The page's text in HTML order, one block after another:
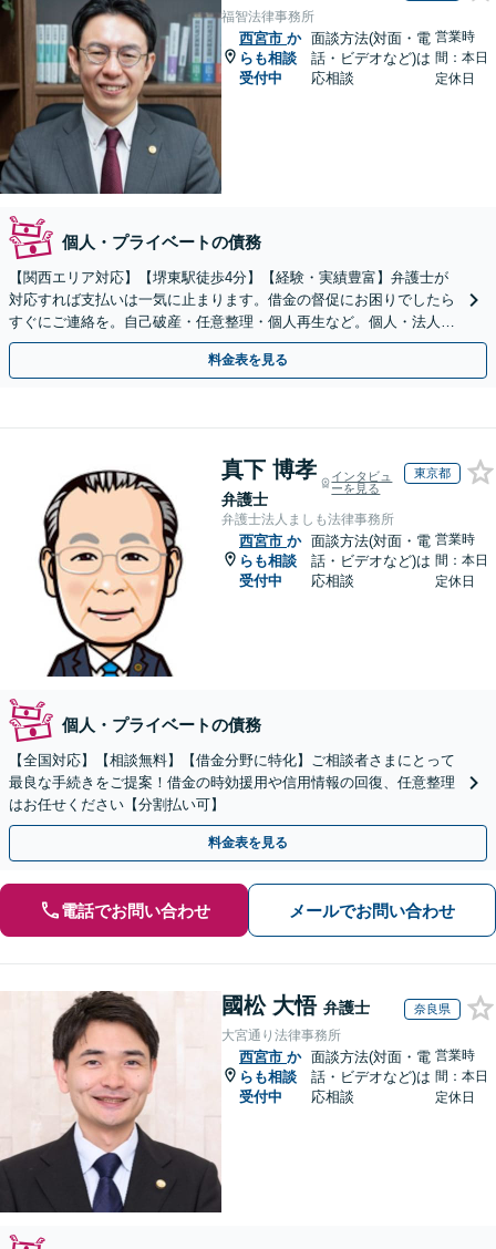
福智法律事務所
西宮市 か
らも相談
受付中
面談方法(対面・電
話・ビデオなど)は
応相談
営業時
間：本日
定休日
個人・プライベートの債務
【関西エリア対応】【堺東駅徒歩4分】【経験・実績豊富】弁護士が
対応すれば支払いは一気に止まります。借金の督促にお困りでしたら
すぐにご連絡を。自己破産・任意整理・個人再生など。個人・法人対
応可能。【夜間・休日対応可能】
料金表を見る
真下 博孝
弁護士
インタビュ
ーを見る
東京都
弁護士法人ましも法律事務所
西宮市 か
らも相談
受付中
面談方法(対面・電
話・ビデオなど)は
応相談
営業時
間：本日
定休日
個人・プライベートの債務
【全国対応】【相談無料】【借金分野に特化】ご相談者さまにとって
最良な手続きをご提案！借金の時効援用や信用情報の回復、任意整理
はお任せください【分割払い可】
料金表を見る
電話でお問い合わせ メールでお問い合わせ
國松 大悟 弁護士 奈良県
大宮通り法律事務所
西宮市 か
らも相談
受付中
面談方法(対面・電
話・ビデオなど)は
応相談
営業時
間：本日
定休日